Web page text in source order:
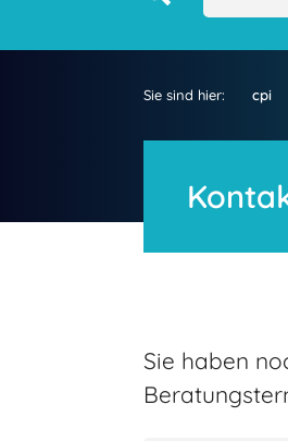
Sie sind hier: cpi
Sie haben